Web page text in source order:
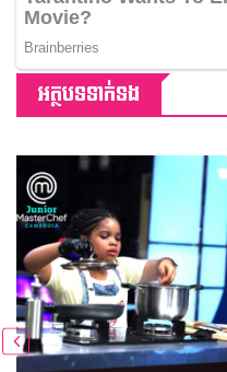
អត្ថបទទាក់ទង